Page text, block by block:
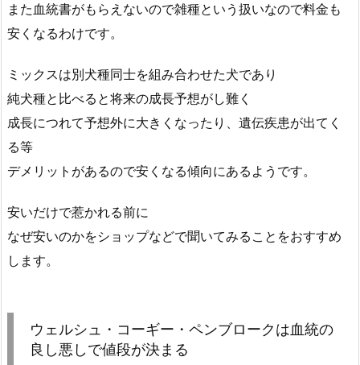
また血統書がもらえないので雑種という扱いなので料金も
安くなるわけです。
ミックスは別犬種同士を組み合わせた犬であり
純犬種と比べると将来の成長予想がし難く
成長につれて予想外に大きくなったり、遺伝疾患が出てく
る等
デメリットがあるので安くなる傾向にあるようです。
安いだけで惹かれる前に
なぜ安いのかをショップなどで聞いてみることをおすすめ
します。
ウェルシュ・コーギー・ペンブロークは血統の
良し悪しで値段が決まる